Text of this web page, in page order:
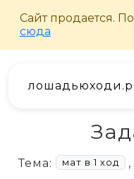
Тема: мат в 1 ход ,